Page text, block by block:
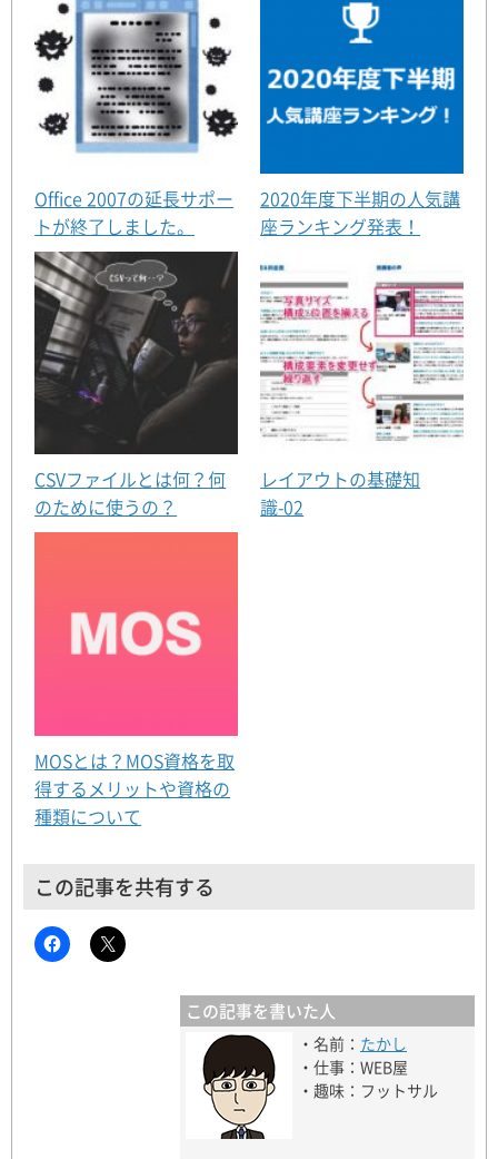
Office 2007の延長サポー
トが終了しました。
2020年度下半期の人気講
座ランキング発表！
CSVファイルとは何？何
のために使うの？
レイアウトの基礎知
識-02
MOSとは？MOS資格を取
得するメリットや資格の
種類について
この記事を共有する
この記事を書いた人
・名前： たかし
・仕事：WEB屋
・趣味：フットサル